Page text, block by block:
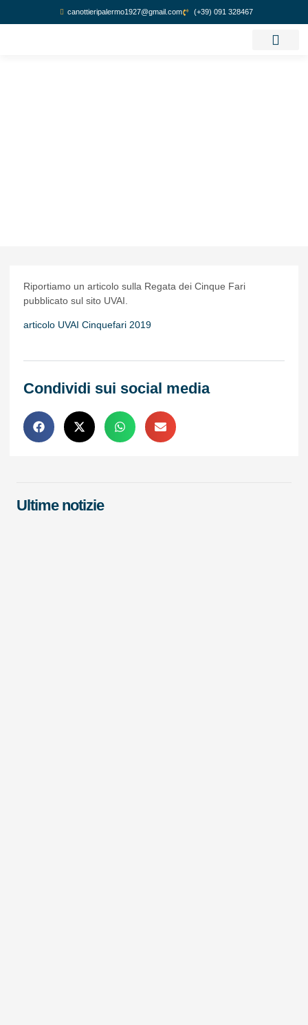
canottieripalermo1927@gmail.com (+39) 091 328467
Riportiamo un articolo sulla Regata dei Cinque Fari
pubblicato sul sito UVAI.
articolo UVAI Cinquefari 2019
Condividi sui social media
Ultime notizie